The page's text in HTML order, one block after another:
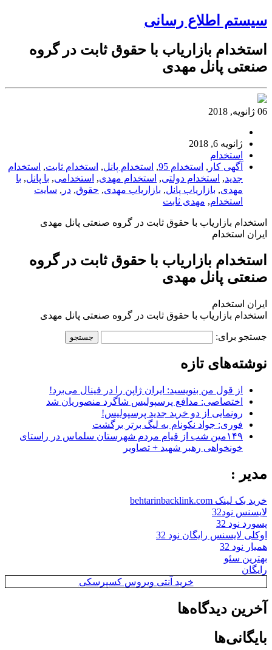
سیستم اطلاع رسانی
استخدام بازاریاب با حقوق ثابت در گروه
صنعتی پانل مهدی
06 ژانویه, 2018
ژانویه 6, 2018
استخدام
آگهی کار , استخدام 95 , استخدام پانل, استخدام ثابت, استخدام
جدید, استخدام دولتی, استخدام مهدی, استخدامی, با پانل, با
مهدی, بازاریاب پانل, بازاریاب مهدی, حقوق, در , سایت
استخدام, مهدی ثابت
استخدام بازاریاب با حقوق ثابت در گروه صنعتی پانل مهدی
ایران استخدام
استخدام بازاریاب با حقوق ثابت در گروه
صنعتی پانل مهدی
ایران استخدام
استخدام بازاریاب با حقوق ثابت در گروه صنعتی پانل مهدی
جستجو برای:
نوشته‌های تازه
از قول من بنویسید: ایران ژاپن را در فینال می‌برد!
اختصاصی: مدافع پرسپولیس شاگرد منصوریان شد
رونمایی از دو خرید جدید پرسپولیس!
فوری: جواد نکونام به لیگ برتر برگشت
۱۴۹مین شب از قیام مردم شهرستان سلماس در راستای
خونخواهی رهبر شهید + تصاویر
مدیر :
خرید بک لینک behtarinbacklink.com
لایسنس نود32
پسورد نود 32
اوکلی لایسنس رایگان نود 32
همیار نود 32
بهترین سئو
رایگان
خرید آنتی ویروس کسپرسکی
آخرین دیدگاه‌ها
بایگانی‌ها